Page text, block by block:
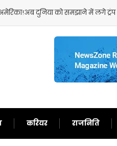
बेतुका बयान,ईरान को बता दिया बेचारा
करियर राजनिति